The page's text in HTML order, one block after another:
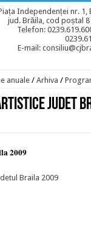
Independenței nr. 1,
jud. Brăila, cod poștal
Telefon:
E-mail:
anuale / Arhiva /
judet
2009
Braila 2009